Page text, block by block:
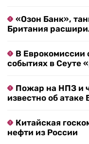
«Озон Банк»,
Британия
В Еврокомиссии
событиях в Сеуте
Пожар на НПЗ и
известно об
Китайская
нефти из России